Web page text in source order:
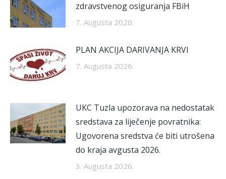
zdravstvenog osiguranja FBiH
7. Augusta 2026.
PLAN AKCIJA DARIVANJA KRVI
7. Augusta 2026.
UKC Tuzla upozorava na nedostatak
sredstava za liječenje povratnika:
Ugovorena sredstva će biti utrošena
do kraja avgusta 2026.
3. Augusta 2026.